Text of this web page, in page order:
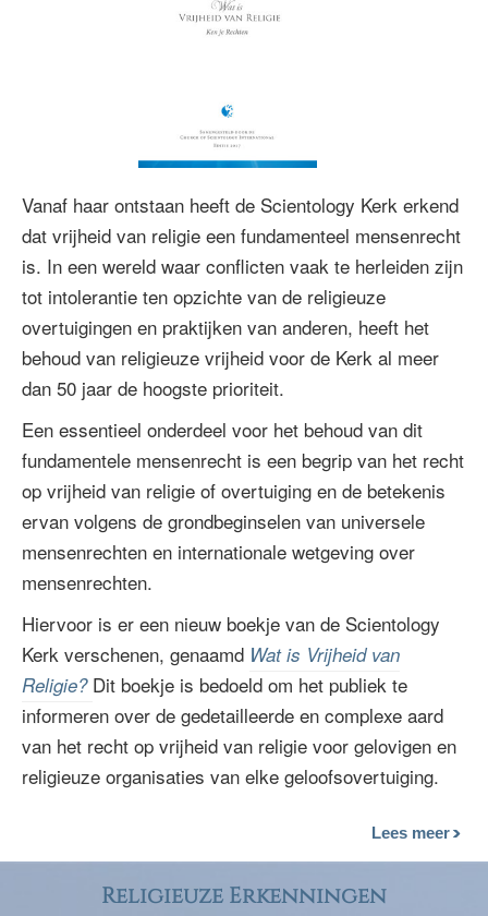
Vanaf haar ontstaan heeft de Scientology Kerk erkend
dat vrijheid van religie een fundamenteel mensenrecht
is. In een wereld waar conflicten vaak te herleiden zijn
tot intolerantie ten opzichte van de religieuze
overtuigingen en praktijken van anderen, heeft het
behoud van religieuze vrijheid voor de Kerk al meer
dan 50 jaar de hoogste prioriteit.
Een essentieel onderdeel voor het behoud van dit
fundamentele mensenrecht is een begrip van het recht
op vrijheid van religie of overtuiging en de betekenis
ervan volgens de grondbeginselen van universele
mensenrechten en internationale wetgeving over
mensenrechten.
Hiervoor is er een nieuw boekje van de Scientology
Kerk verschenen, genaamd Wat is Vrijheid van
Religie? Dit boekje is bedoeld om het publiek te
informeren over de gedetailleerde en complexe aard
van het recht op vrijheid van religie voor gelovigen en
religieuze organisaties van elke geloofsovertuiging.
Lees meer
Religieuze Erkenningen